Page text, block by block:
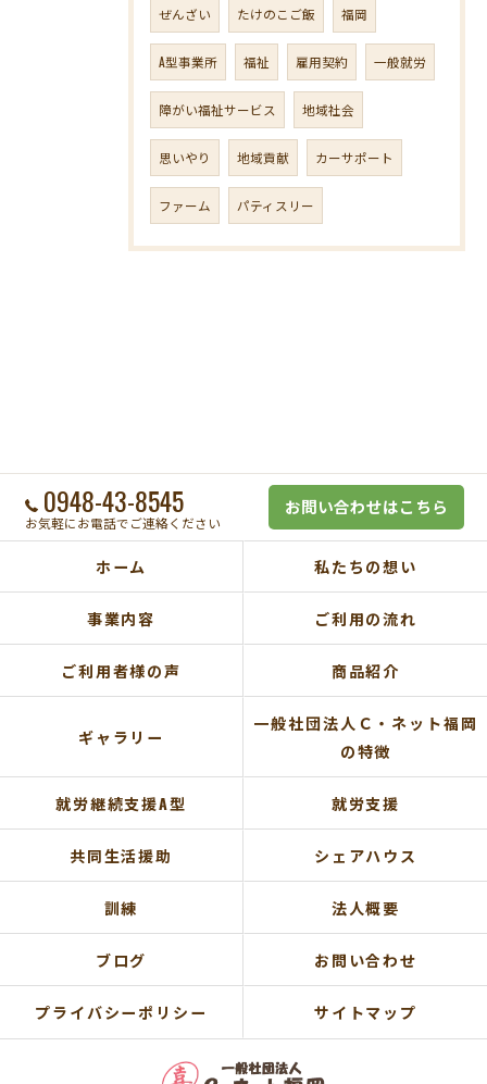
ぜんざい たけのこご飯 福岡
A型事業所 福祉 雇用契約 一般就労
障がい福祉サービス 地域社会
思いやり 地域貢献 カーサポート
ファーム パティスリー
0948-43-8545
お気軽にお電話でご連絡ください
お問い合わせはこちら
ホーム 私たちの想い
事業内容 ご利用の流れ
ご利用者様の声 商品紹介
ギャラリー
一般社団法人Ｃ・ネット福岡
の特徴
就労継続支援A型 就労支援
共同生活援助 シェアハウス
訓練 法人概要
ブログ お問い合わせ
プライバシーポリシー サイトマップ